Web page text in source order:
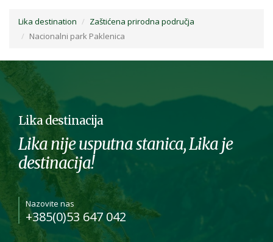
Lika destination
Zaštićena prirodna područja
Nacionalni park Paklenica
Lika destinacija
Lika nije usputna stanica, Lika je
destinacija!
Nazovite nas
+385(0)53 647 042